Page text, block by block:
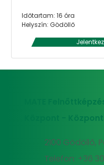
Időtartam: 16 óra
Helyszín: Gödöllő
MATE
Központ -
2100 Gödöllő,
Telefon: +36